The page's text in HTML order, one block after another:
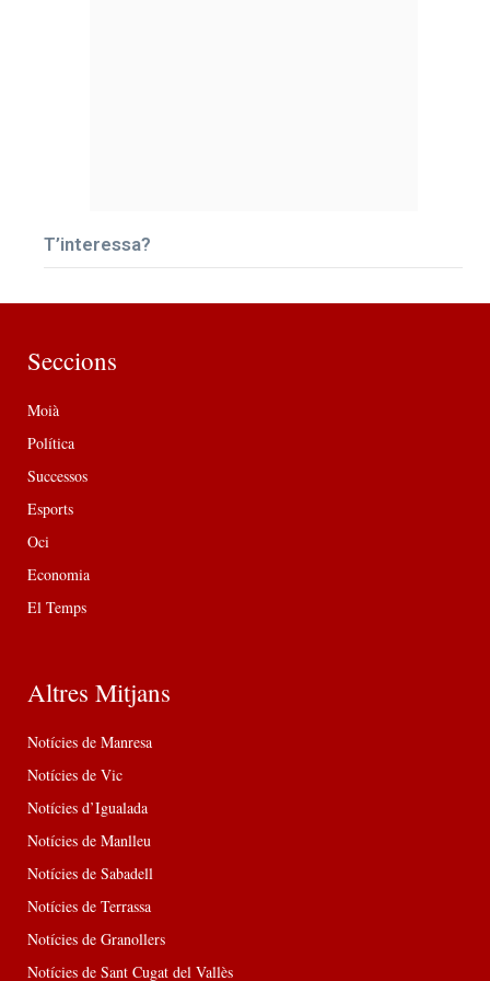
T’interessa?
Seccions
Moià
Política
Successos
Esports
Oci
Economia
El Temps
Altres Mitjans
Notícies de Manresa
Notícies de Vic
Notícies d’Igualada
Notícies de Manlleu
Notícies de Sabadell
Notícies de Terrassa
Notícies de Granollers
Notícies de Sant Cugat del Vallès